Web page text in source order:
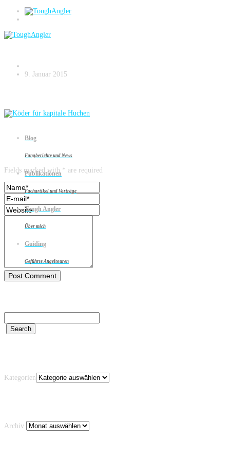
Blog
Fangberichte und News
Publikationen
Fachartikel und Vorträge
Tough Angler
Über mich
Guiding
Geführte Angeltouren
wf-steirischer-zopf
9. Januar 2015
Leave a reply
Fields marked with * are required
Kategorien
Archiv